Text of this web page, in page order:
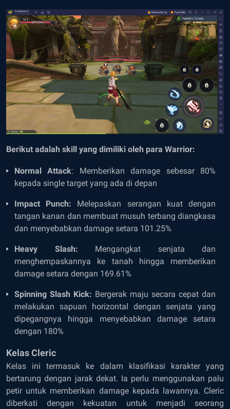
Berikut adalah skill yang dimiliki oleh para Warrior:
Normal Attack: Memberikan damage sebesar 80%
kepada single target yang ada di depan
Impact Punch: Melepaskan serangan kuat dengan
tangan kanan dan membuat musuh terbang diangkasa
dan menyebabkan damage setara 101.25%
Heavy Slash: Mengangkat senjata dan
menghempaskannya ke tanah hingga memberikan
damage setara dengan 169.61%
Spinning Slash Kick: Bergerak maju secara cepat dan
melakukan sapuan horizontal dengan senjata yang
dipegangnya hingga menyebabkan damage setara
dengan 180%
Kelas Cleric
Kelas ini termasuk ke dalam klasifikasi karakter yang
bertarung dengan jarak dekat. Ia perlu menggunakan palu
petir untuk memberikan damage kepada lawannya. Cleric
diberkati dengan kekuatan untuk menjadi seorang